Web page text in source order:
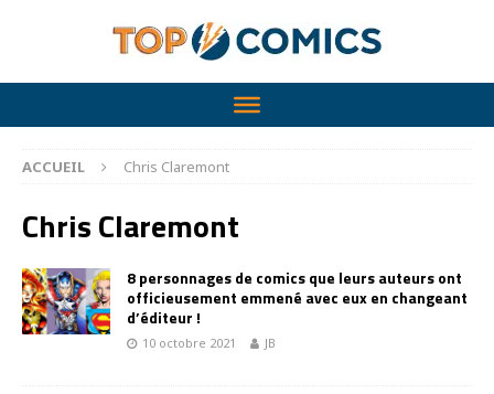
ACCUEIL Chris Claremont
Chris Claremont
8 personnages de comics que leurs auteurs ont
officieusement emmené avec eux en changeant
d’éditeur !
10 octobre 2021 JB